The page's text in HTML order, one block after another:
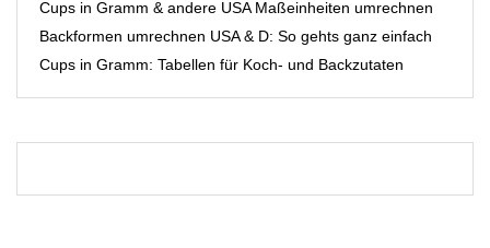
Cups in Gramm & andere USA Maßeinheiten umrechnen
Backformen umrechnen USA & D: So gehts ganz einfach
Cups in Gramm: Tabellen für Koch- und Backzutaten